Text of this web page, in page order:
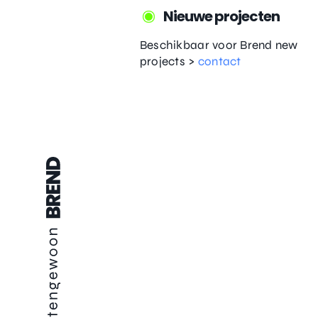
Nieuwe projecten
Beschikbaar voor Brend new
projects > contact